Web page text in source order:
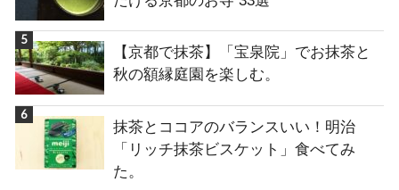
【京都で抹茶】「宝泉院」でお抹茶と
秋の額縁庭園を楽しむ。
抹茶とココアのバランスいい！明治
「リッチ抹茶ビスケット」食べてみ
た。